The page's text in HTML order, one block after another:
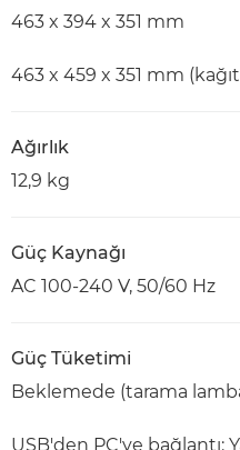
463 x 394 x 351 mm
463 x 459 x 351 mm
Ağırlık
12,9 kg
Güç Kaynağı
AC 100-240 V, 50/60 Hz
Güç Tüketimi
Beklemede (tarama
USB'den PC'ye bağlantı: